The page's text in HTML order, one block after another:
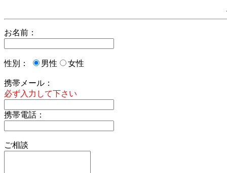
お名前：
性別： 男性 女性
携帯メール：
必ず入力して下さい
携帯電話：
ご相談